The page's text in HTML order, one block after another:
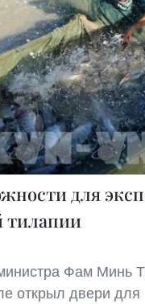
для
тилапии
Фам Минь
открыл двери для